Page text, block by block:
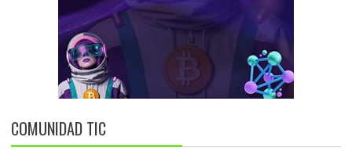
COMUNIDAD TIC